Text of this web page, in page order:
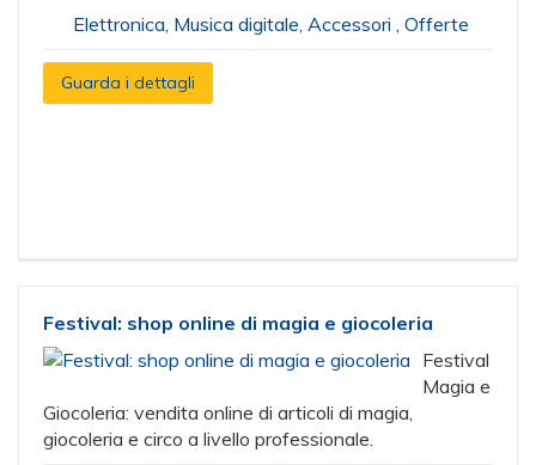
Elettronica, Musica digitale, Accessori , Offerte
Guarda i dettagli
Festival: shop online di magia e giocoleria
Festival
Magia e
Giocoleria: vendita online di articoli di magia,
giocoleria e circo a livello professionale.